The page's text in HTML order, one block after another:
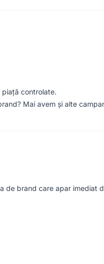
controlate.
Mai avem și alte
de brand care apar imediat